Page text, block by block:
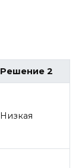
Решение 2
Низкая